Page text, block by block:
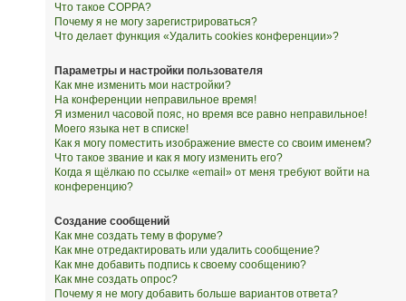
Что такое COPPA?
Почему я не могу зарегистрироваться?
Что делает функция «Удалить cookies конференции»?
Параметры и настройки пользователя
Как мне изменить мои настройки?
На конференции неправильное время!
Я изменил часовой пояс, но время все равно неправильное!
Моего языка нет в списке!
Как я могу поместить изображение вместе со своим именем?
Что такое звание и как я могу изменить его?
Когда я щёлкаю по ссылке «email» от меня требуют войти на
конференцию?
Создание сообщений
Как мне создать тему в форуме?
Как мне отредактировать или удалить сообщение?
Как мне добавить подпись к своему сообщению?
Как мне создать опрос?
Почему я не могу добавить больше вариантов ответа?